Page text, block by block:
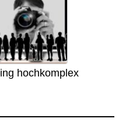
hochkomplex